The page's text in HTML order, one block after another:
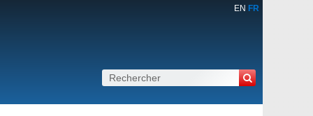
EN FR